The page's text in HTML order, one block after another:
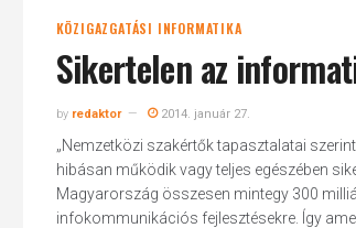
KÖZIGAZGATÁSI INFORMATIKA
Sikertelen az
by redaktor 2014. január 27.
„Nemzetközi szakértők tapasztalatai
hibásan működik vagy teljes egészében
Magyarország összesen mintegy 300
infokommunikációs fejlesztésekre. Így